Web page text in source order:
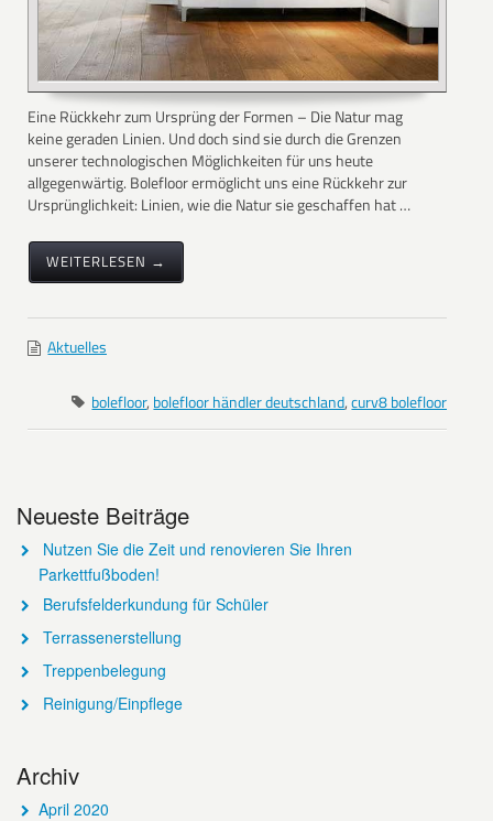
Eine Rückkehr zum Ursprüng der Formen – Die Natur mag
keine geraden Linien. Und doch sind sie durch die Grenzen
unserer technologischen Möglichkeiten für uns heute
allgegenwärtig. Bolefloor ermöglicht uns eine Rückkehr zur
Ursprünglichkeit: Linien, wie die Natur sie geschaffen hat …
WEITERLESEN →
Aktuelles
bolefloor, bolefloor händler deutschland,curv8 bolefloor
Neueste Beiträge
Nutzen Sie die Zeit und renovieren Sie Ihren
Parkettfußboden!
Berufsfelderkundung für Schüler
Terrassenerstellung
Treppenbelegung
Reinigung/Einpflege
Archiv
April 2020